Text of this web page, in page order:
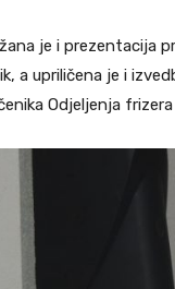
je i prezentacija
a upriličena je i
Odjeljenja